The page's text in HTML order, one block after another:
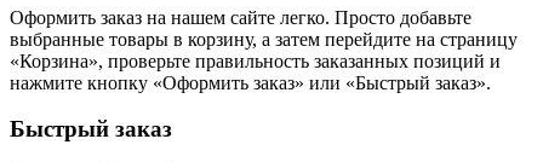
Оформить заказ на нашем сайте легко. Просто добавьте
выбранные товары в корзину, а затем перейдите на страницу
«Корзина», проверьте правильность заказанных позиций и
нажмите кнопку «Оформить заказ» или «Быстрый заказ».
Быстрый заказ